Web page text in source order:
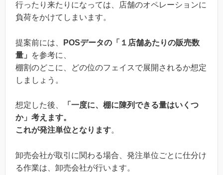
行ったり来たりになっては、店舗のオペレーションに
負荷をかけてしまいます。
提案前には、
POSデータの「１店舗あたりの販売数
量」
を参考に、
棚割のどこに、どの位のフェイスで展開されるか想定
しましょう。
想定した後、
「一度に、棚に陳列できる量はいくつ
か」考えます。
これが発注単位となります。
卸売会社が取引に関わる場合、発注単位ごとに仕分け
る作業は、卸売会社が行います。